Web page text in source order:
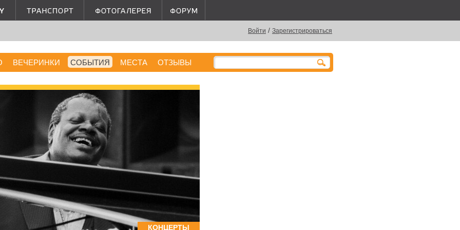
Войти / Зарегистрироваться
ВЕЧЕРИНКИ СОБЫТИЯ МЕСТА ОТЗЫВЫ
КОНЦЕРТЫ